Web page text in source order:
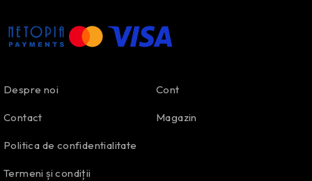
Despre noi
Contact
Politica de confidentialitate
Termeni și condiții
Cont
Magazin